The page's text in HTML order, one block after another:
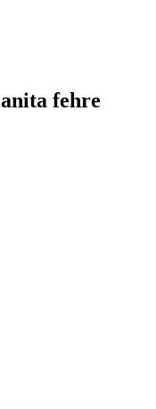
fehre